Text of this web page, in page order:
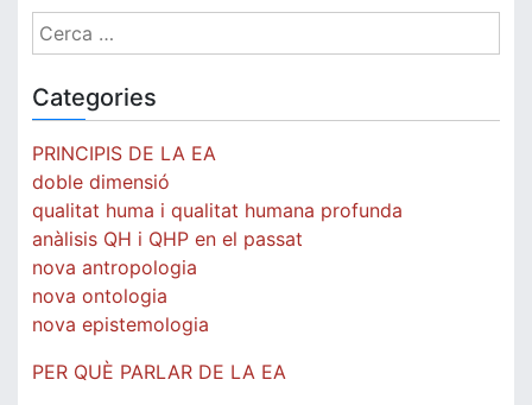
Cerca:
Categories
PRINCIPIS DE LA EA
doble dimensió
qualitat huma i qualitat humana profunda
anàlisis QH i QHP en el passat
nova antropologia
nova ontologia
nova epistemologia
PER QUÈ PARLAR DE LA EA